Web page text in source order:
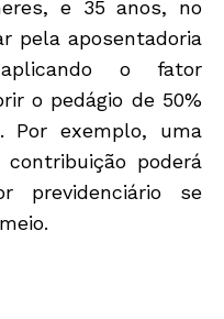
e 35 anos, no
pela aposentadoria
o fator
o pedágio de 50%
Por exemplo, uma
poderá
previdenciário se